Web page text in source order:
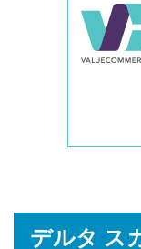
デルタ ス